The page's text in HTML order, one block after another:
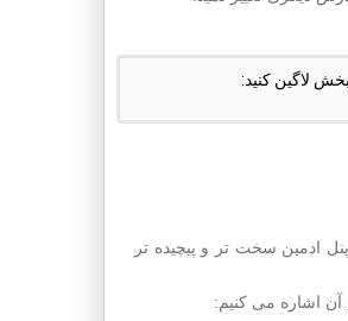
لاگین کنید:
سازی ورود 2 مرحله ای، دسترسی به پنل ادمین سخت تر و پیچیده تر
اشاره می کنیم: